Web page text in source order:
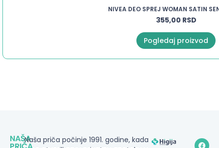
NIVEA DEO SPREJ WOMAN SATIN
355,00 RSD
Pogledaj proizvod
NAŠANaša priča počinje 1991. godine, kada